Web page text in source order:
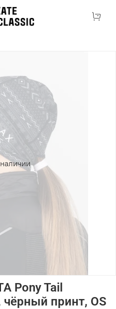
Pony Tail
чёрный принт, OS